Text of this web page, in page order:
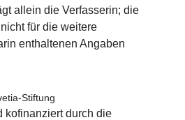
allein die Verfasserin; die
für die weitere
enthaltenen Angaben
kofinanziert durch die